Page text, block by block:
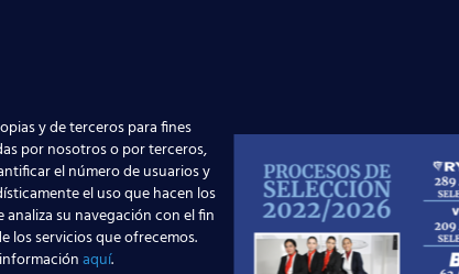
y de terceros para fines
por nosotros o por terceros,
el número de usuarios y
el uso que hacen los
analiza su navegación con el fin
los servicios que ofrecemos.
aquí.